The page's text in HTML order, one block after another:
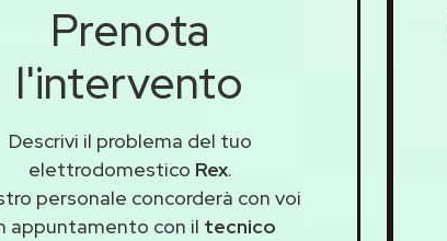
Prenota
l'intervento
Descrivi il problema del tuo
elettrodomestico Rex.
personale concorderà con voi
appuntamento con il tecnico